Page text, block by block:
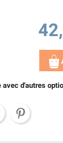
avec d'autres